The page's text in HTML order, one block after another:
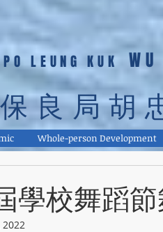
PO LEUNG KUK
保良局胡
Whole-person Development
學校舞蹈
2022